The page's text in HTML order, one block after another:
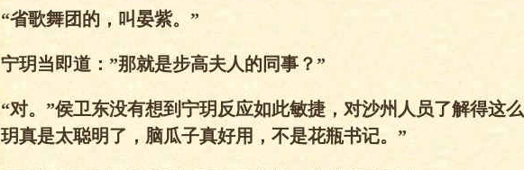
“省歌舞团的，叫晏紫。”
宁玥当即道：”那就是步高夫人的同事？”
“对。”侯卫东没有想到宁玥反应如此敏捷，对沙州人员了解得这
玥真是太聪明了，脑瓜子真好用，不是花瓶书记。”